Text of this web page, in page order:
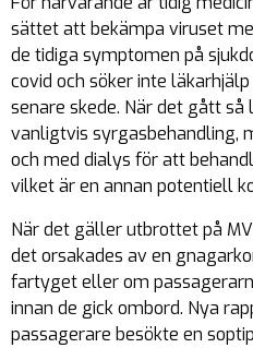
sättet att bekämpa viruset
de tidiga symptomen på
covid och söker inte
senare skede. När det gått
vanligtvis syrgasbehandling,
och med dialys för att
vilket är en annan potentiell
När det gäller utbrottet på
det orsakades av en
fartyget eller om
innan de gick ombord. Nya
passagerare besökte en